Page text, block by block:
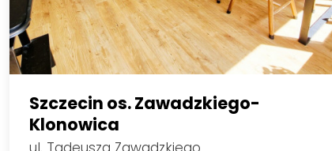
Szczecin os. Zawadzkiego-
Klonowica